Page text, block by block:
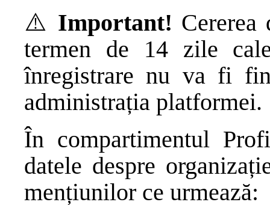
⚠️ Important! Cererea
termen de 14 zile
înregistrare nu va fi
administrația platformei.
În compartimentul
datele despre
mențiunilor ce urmează: